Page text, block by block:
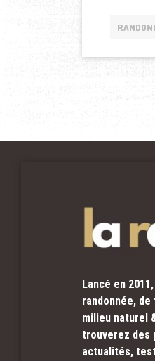
Lancé en
randonnée,
milieu naturel
trouverez des
actualités,